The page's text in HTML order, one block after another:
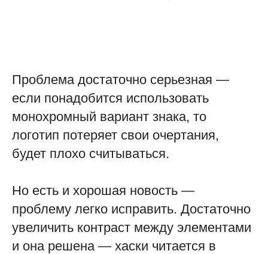
Проблема достаточно серьезная —
если понадобится использовать
монохромный вариант знака, то
логотип потеряет свои очертания,
будет плохо считываться.
Но есть и хорошая новость —
проблему легко исправить. Достаточно
увеличить контраст между элементами
и она решена — хаски читается в